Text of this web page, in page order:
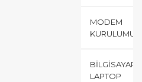
MODEM
KURULUMU
BILGISAYAR
LAPTOP